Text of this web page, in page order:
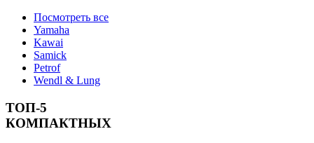
Посмотреть все
Yamaha
Kawai
Samick
Petrof
Wendl & Lung
ТОП-5
КОМПАКТНЫХ